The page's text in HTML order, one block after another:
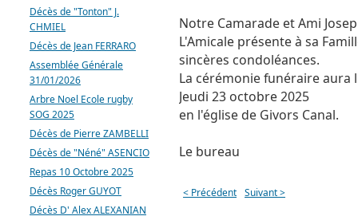
Notre Camarade et Ami
L'Amicale présente à sa
sincères condoléances.
La cérémonie funéraire aura
Jeudi 23 octobre 2025
en l'église de Givors Canal.
Le bureau
< Précédent Suivant >
Décès de "Tonton" J.
CHMIEL
Décès de Jean FERRARO
Assemblée Générale
31/01/2026
Arbre Noel Ecole rugby
SOG 2025
Décès de Pierre ZAMBELLI
Décès de "Néné" ASENCIO
Repas 10 Octobre 2025
Décès Roger GUYOT
Décès D' Alex ALEXANIAN